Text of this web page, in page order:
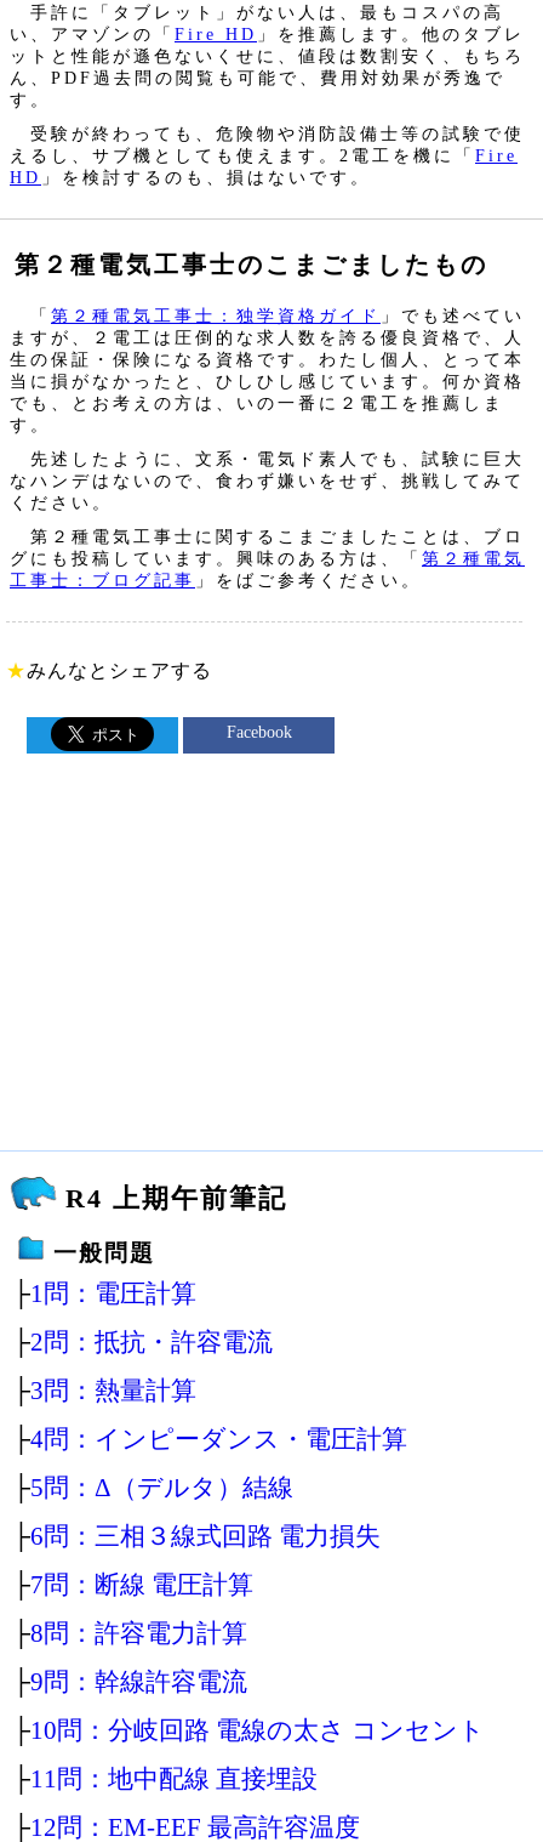
手許に「タブレット」がない人は、最もコスパの高
い、アマゾンの「 Fire HD 」を推薦します。他のタブレ
ットと性能が遜色ないくせに、値段は数割安く、もちろ
ん、PDF過去問の閲覧も可能で、費用対効果が秀逸で
す。
受験が終わっても、危険物や消防設備士等の試験で使
えるし、サブ機としても使えます。2電工を機に「 Fire
HD 」を検討するのも、損はないです。
第２種電気工事士のこまごましたもの
「 第２種電気工事士：独学資格ガイド
」でも述べてい
ますが、２電工は圧倒的な求人数を誇る優良資格で、人
生の保証・保険になる資格です。わたし個人、とって本
当に損がなかったと、ひしひし感じています。何か資格
でも、とお考えの方は、いの一番に２電工を推薦しま
す。
先述したように、文系・電気ド素人でも、試験に巨大
なハンデはないので、食わず嫌いをせず、挑戦してみて
ください。
第２種電気工事士に関するこまごましたことは、ブロ
グにも投稿しています。興味のある方は、「 第２種電気
工事士：ブログ記事 」をばご参考ください。
★みんなとシェアする
Facebook
R4 上期午前筆記
一般問題
├1問：電圧計算
├2問：抵抗・許容電流
├3問：熱量計算
├4問：インピーダンス・電圧計算
├5問：Δ（デルタ）結線
├6問：三相３線式回路 電力損失
├7問：断線 電圧計算
├8問：許容電力計算
├9問：幹線許容電流
├10問：分岐回路 電線の太さ コンセント
├11問：地中配線 直接埋設
├12問：EM-EEF 最高許容温度